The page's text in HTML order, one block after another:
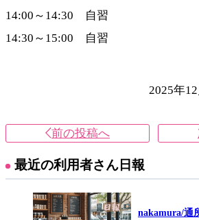
14:00～14:30 自習
14:30～15:00 自習
2025年
前の投稿へ
最近の利用者さん日報
nakamura/通